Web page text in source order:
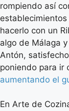
rompiendo así
establecimientos
hacerlo con un
algo de Málaga
Antón,
poniendo para ir
aumentando el
En Arte de